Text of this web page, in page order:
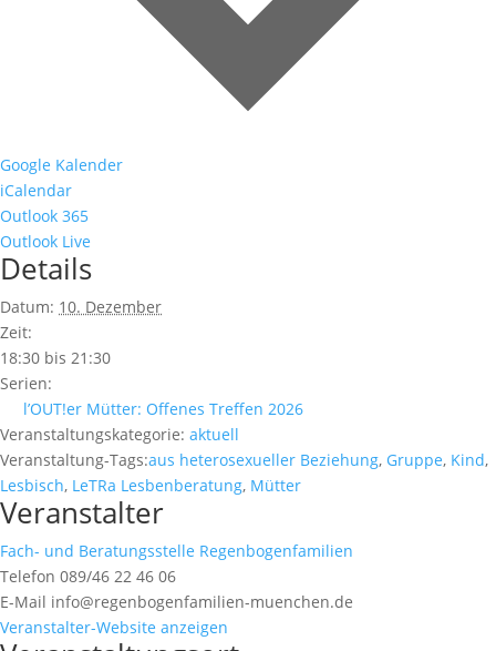
Google Kalender
iCalendar
Outlook 365
Outlook Live
Details
Datum: 10. Dezember
Zeit:
18:30 bis 21:30
Serien:
l’OUT!er Mütter: Offenes Treffen 2026
Veranstaltungskategorie: aktuell
Veranstaltung-Tags:aus heterosexueller Beziehung, Gruppe, Kind,
Lesbisch, LeTRa Lesbenberatung, Mütter
Veranstalter
Fach- und Beratungsstelle Regenbogenfamilien
Telefon 089/46 22 46 06
E-Mail info@regenbogenfamilien-muenchen.de
Veranstalter-Website anzeigen